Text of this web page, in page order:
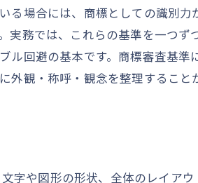
ポイント
かを解説
実際例
イント整理
る場合には、商標としての識別力
実務では、これらの基準を一つず
ル回避の基本です。商標審査基準
外観・称呼・観念を整理するこ
字や図形の形状、全体のレイア